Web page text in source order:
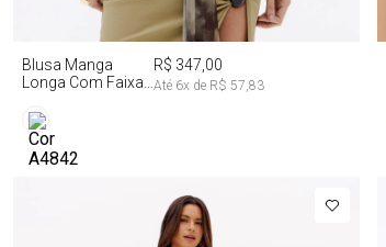
M G
Blusa Manga
Longa Com Faixa
R$ 347,00
Até 6x de R$ 57,83